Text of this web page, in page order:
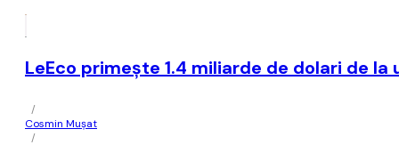
LeEco primeşte 1.4 miliarde de dolari de
/
Cosmin Mușat
/